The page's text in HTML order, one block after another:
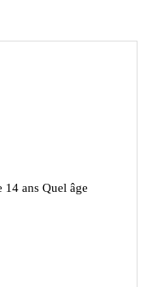
ans Quel âge